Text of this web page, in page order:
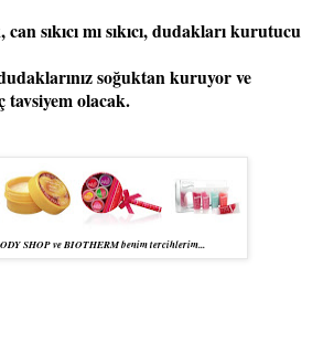
sıkıcı mı sıkıcı, dudakları kurutucu
soğuktan kuruyor ve
tavsiyem olacak.
SHOP ve BIOTHERM benim tercihlerim...